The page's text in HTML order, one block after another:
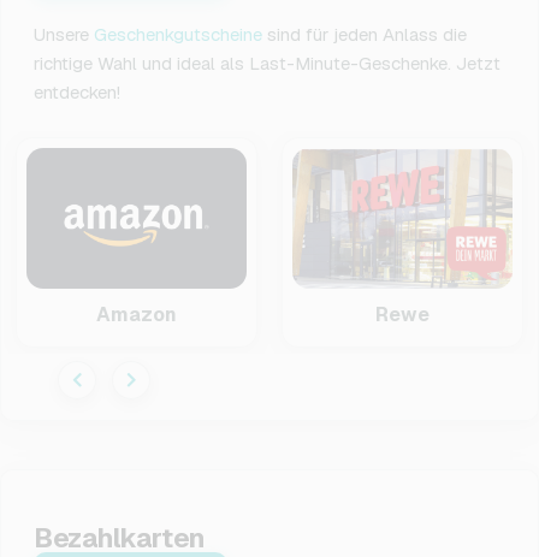
Unsere Geschenkgutscheine sind für jeden Anlass die
richtige Wahl und ideal als Last-Minute-Geschenke. Jetzt
entdecken!
Amazon Rewe
Bezahlkarten